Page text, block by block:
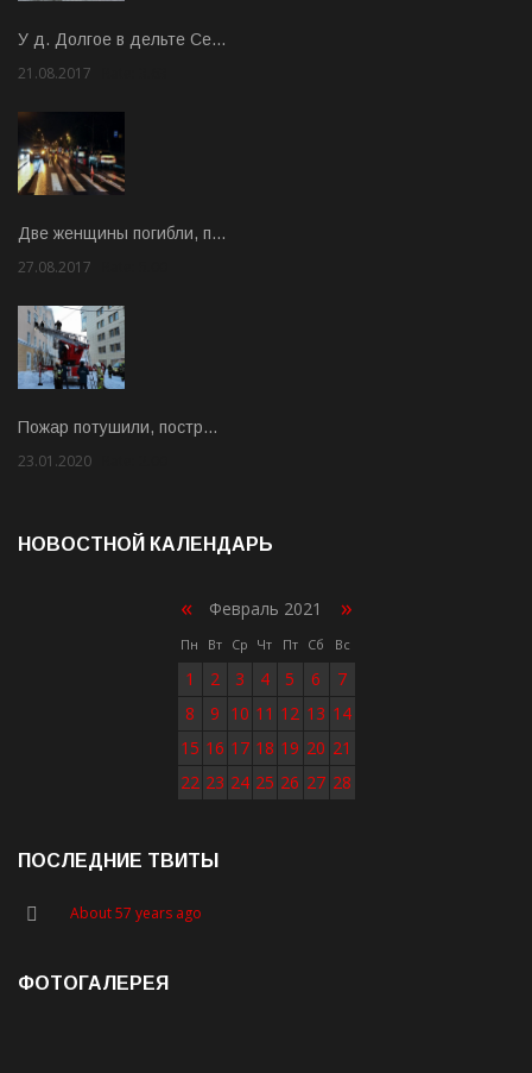
У д. Долгое в дельте Се…
21.08.2017
Две женщины погибли, п…
27.08.2017
Пожар потушили, постр…
23.01.2020
НОВОСТНОЙ КАЛЕНДАРЬ
« Февраль 2021 »
Пн Вт Ср Чт Пт Сб Вс
1 2 3 4 5 6
7
8
9 10 11 12 13 14
15 16 17 18 19 20 21
22 23 24 25 26 27 28
ПОСЛЕДНИЕ ТВИТЫ
About 57 years ago
ФОТОГАЛЕРЕЯ